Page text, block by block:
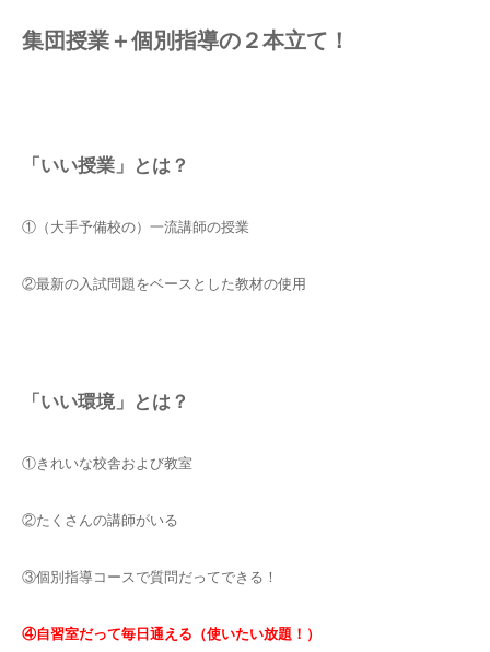
集団授業＋個別指導の２本立て！
「いい授業」とは？
①（大手予備校の）一流講師の授業
②最新の入試問題をベースとした教材の使用
「いい環境」とは？
①きれいな校舎および教室
②たくさんの講師がいる
③個別指導コースで質問だってできる！
④自習室だって毎日通える（使いたい放題！）